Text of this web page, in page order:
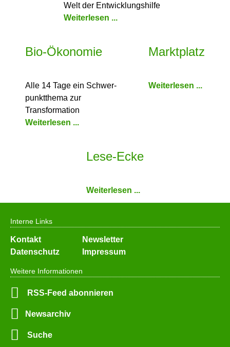
Welt der Entwicklungshilfe
Weiterlesen ...
Bio-Ökonomie
Alle 14 Tage ein Schwer­
punkt­thema zur
Transformation
Weiterlesen ...
Marktplatz
Weiterlesen ...
Lese-Ecke
Weiterlesen ...
Weitere Informationen
RSS-Feed abonnieren
Newsarchiv
Suche
Interne Links
Navigation
überspringen
Kontakt
Newsletter
Datenschutz
Impressum